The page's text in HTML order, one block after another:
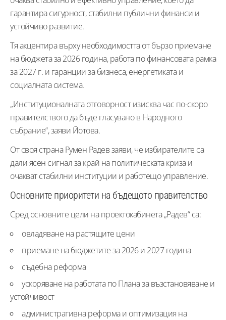
гарантира сигурност, стабилни публични финанси и
устойчиво развитие.
Тя акцентира върху необходимостта от бързо приемане
на бюджета за 2026 година, работа по финансовата рамка
за 2027 г. и гаранции за бизнеса, енергетиката и
социалната система.
„Институционалната отговорност изисква час по-скоро
правителството да бъде гласувано в Народното
събрание“, заяви Йотова.
От своя страна Румен Радев заяви, че избирателите са
дали ясен сигнал за край на политическата криза и
очакват стабилни институции и работещо управление.
Основните приоритети на бъдещото правителство
Сред основните цели на проектокабинета „Радев“ са:
овладяване на растящите цени
приемане на бюджетите за 2026 и 2027 година
съдебна реформа
ускоряване на работата по Плана за възстановяване и
устойчивост
административна реформа и оптимизация на